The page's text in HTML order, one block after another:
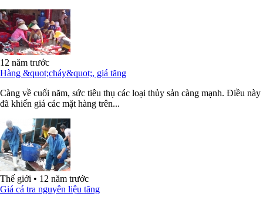
12 năm trước
Hàng &quot;cháy&quot;, giá tăng
Càng về cuối năm, sức tiêu thụ các loại thủy sản càng mạnh. Điều này
đã khiến giá các mặt hàng trên...
Thế giới • 12 năm trước
Giá cá tra nguyên liệu tăng